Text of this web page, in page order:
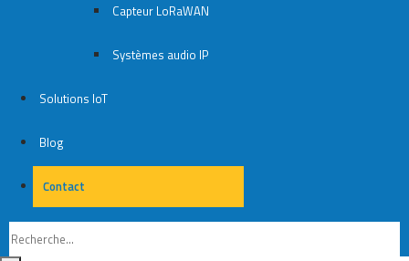
Capteur LoRaWAN
Systèmes audio IP
Solutions IoT
Blog
Contact
Contact